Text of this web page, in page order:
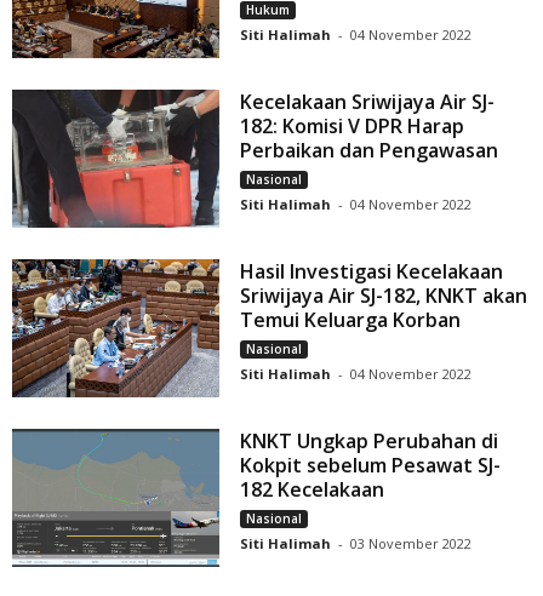
Hukum
Siti Halimah - 04 November 2022
Kecelakaan Sriwijaya Air SJ-
182: Komisi V DPR Harap
Perbaikan dan Pengawasan
Nasional
Siti Halimah - 04 November 2022
Hasil Investigasi Kecelakaan
Sriwijaya Air SJ-182, KNKT akan
Temui Keluarga Korban
Nasional
Siti Halimah - 04 November 2022
KNKT Ungkap Perubahan di
Kokpit sebelum Pesawat SJ-
182 Kecelakaan
Nasional
Siti Halimah - 03 November 2022